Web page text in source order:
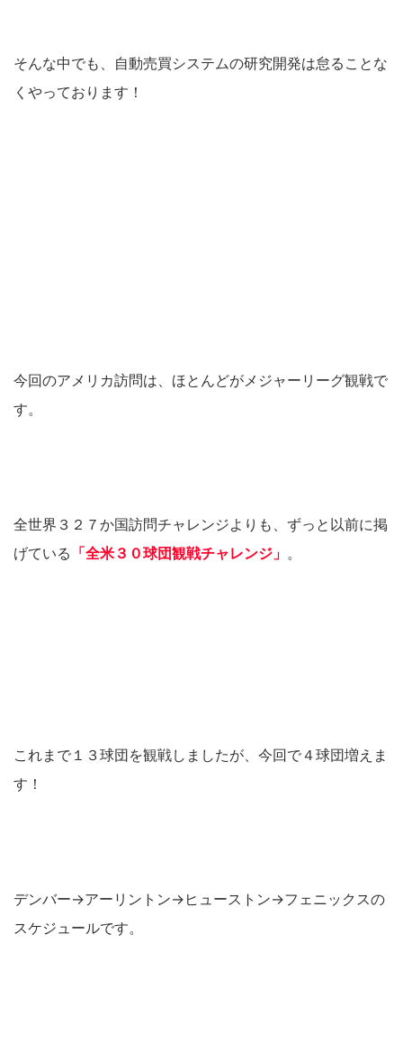
そんな中でも、自動売買システムの研究開発は怠ることな
くやっております！
今回のアメリカ訪問は、ほとんどがメジャーリーグ観戦で
す。
全世界３２７か国訪問チャレンジよりも、ずっと以前に掲
げている 「全米３０球団観戦チャレンジ」 。
これまで１３球団を観戦しましたが、今回で４球団増えま
す！
デンバー→アーリントン→ヒューストン→フェニックスの
スケジュールです。